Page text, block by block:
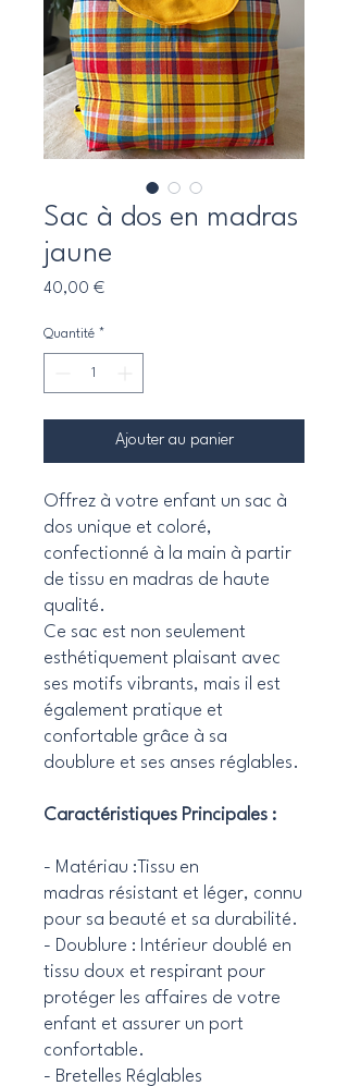
Sac à dos en madras
jaune
40,00 €Prix
Quantité *
Ajouter au panier
Offrez à votre enfant un sac à
dos unique et coloré,
confectionné à la main à partir
de tissu en madras de haute
qualité.
Ce sac est non seulement
esthétiquement plaisant avec
ses motifs vibrants, mais il est
également pratique et
confortable grâce à sa
doublure et ses anses réglables.
Caractéristiques Principales :
- Matériau :Tissu en
madras résistant et léger, connu
pour sa beauté et sa durabilité.
- Doublure : Intérieur doublé en
tissu doux et respirant pour
protéger les affaires de votre
enfant et assurer un port
confortable.
- Bretelles Réglables